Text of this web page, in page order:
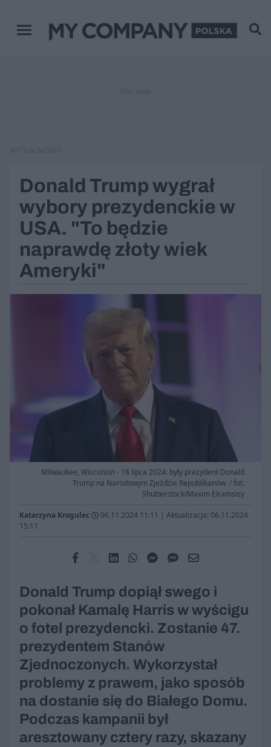
Menu główne
Donald Trump wygrał
wybory prezydenckie w
USA. "To będzie
naprawdę złoty wiek
Ameryki"
Milwaukee, Wisconsin - 18 lipca 2024: były prezydent Donald
Trump na Narodowym Zjeździe Republikanów. / fot.
Shutterstock/Maxim Elramsisy
Katarzyna Krogulec 06.11.2024 11:11 | Aktualizacja: 06.11.2024
15:11
Donald Trump dopiął swego i
pokonał Kamalę Harris w wyścigu
o fotel prezydencki. Zostanie 47.
prezydentem Stanów
Zjednoczonych. Wykorzystał
problemy z prawem, jako sposób
na dostanie się do Białego Domu.
Podczas kampanii był
aresztowany cztery razy, skazany